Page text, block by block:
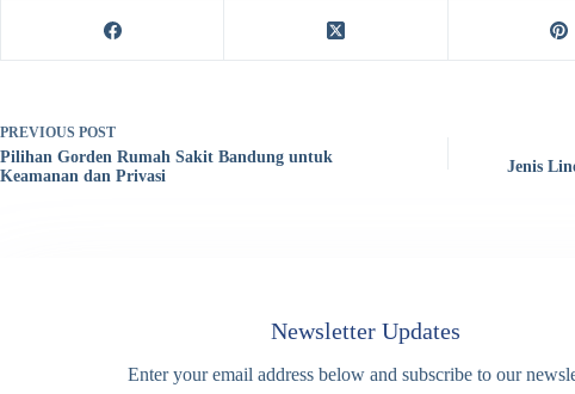
PREVIOUS POST
Pilihan Gorden Rumah Sakit Bandung untuk
Keamanan dan Privasi
Jenis
Newsletter Updates
Enter your email address below and subscribe to our